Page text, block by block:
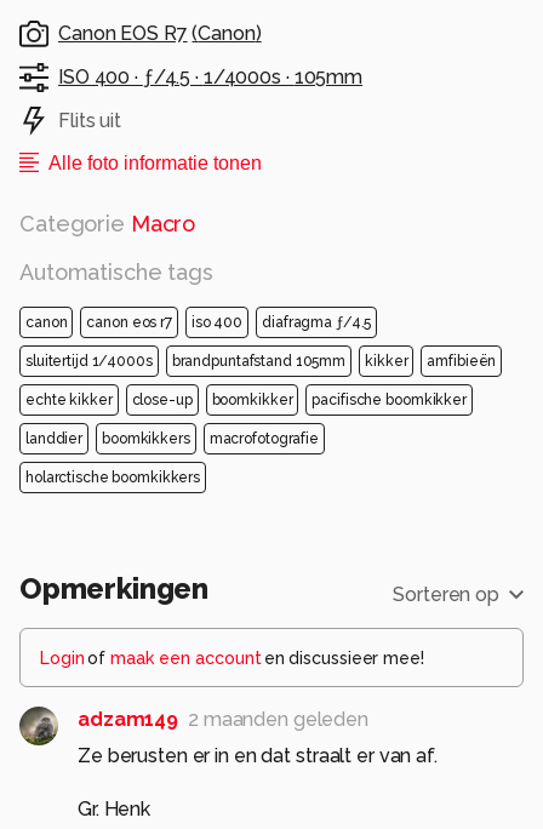
Canon EOS R7 (Canon)
ISO 400 · ƒ/4.5 · 1/4000s · 105mm
Flits uit
Alle foto informatie tonen
Categorie Macro
Automatische tags
canon canon eos r7 iso 400 diafragma ƒ/4.5
sluitertijd 1/4000s brandpuntafstand 105mm kikker amfibieën
echte kikker close-up boomkikker pacifische boomkikker
landdier boomkikkers macrofotografie
holarctische boomkikkers
Opmerkingen Sorteren op
Loginof maak een account en discussieer mee!
adzam149 2 maanden geleden
Ze berusten er in en dat straalt er van af.
Gr. Henk